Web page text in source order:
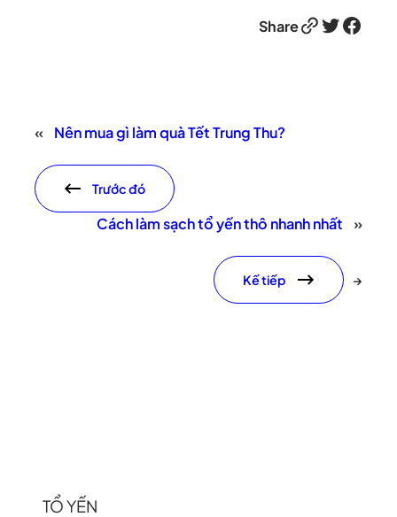
ShareLink Twitter Facebook
« Nên mua gì làm quà Tết Trung Thu?
Trước đó
Cách làm sạch tổ yến thô nhanh nhất »
Kế tiếp →
TỔ YẾN